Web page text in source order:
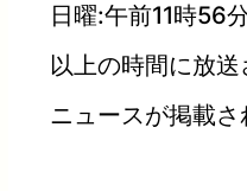
日曜:午前11時56
以上の時間に放送
ニュースが掲載さ